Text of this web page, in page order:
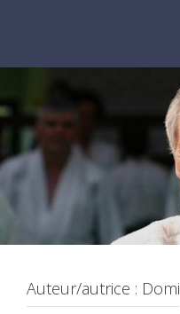
Auteur/autrice : Domi